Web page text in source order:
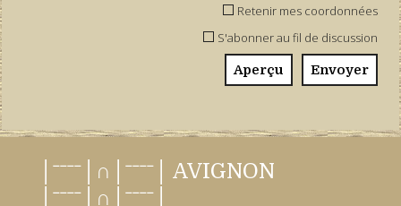
Retenir mes coordonnées
S'abonner au fil de discussion
│ˉˉˉˉ│∩│ˉˉˉˉ│ AVIGNON
│ˉˉˉˉ│∩│ˉˉˉˉ│